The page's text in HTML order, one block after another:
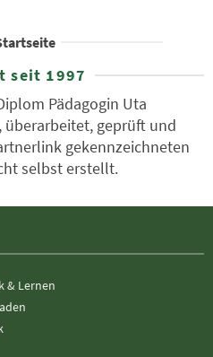
seit 1997
Pädagogin Uta
überarbeitet, geprüft und
gekennzeichneten
selbst erstellt.
& Lernen